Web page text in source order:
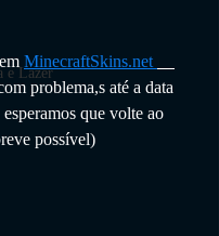
e Lazer
MinecraftSkins.net
problema,s até a data
que volte ao
possível)